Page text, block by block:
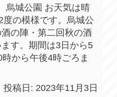
烏城公園 お天気は晴
の模様です。烏城公
の陣・第二回秋の酒
す。期間は3日から5
から午後4時ごろま
投稿日: 2023年11月3日